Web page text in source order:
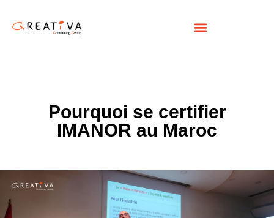
Pourquoi se certifier
IMANOR au Maroc